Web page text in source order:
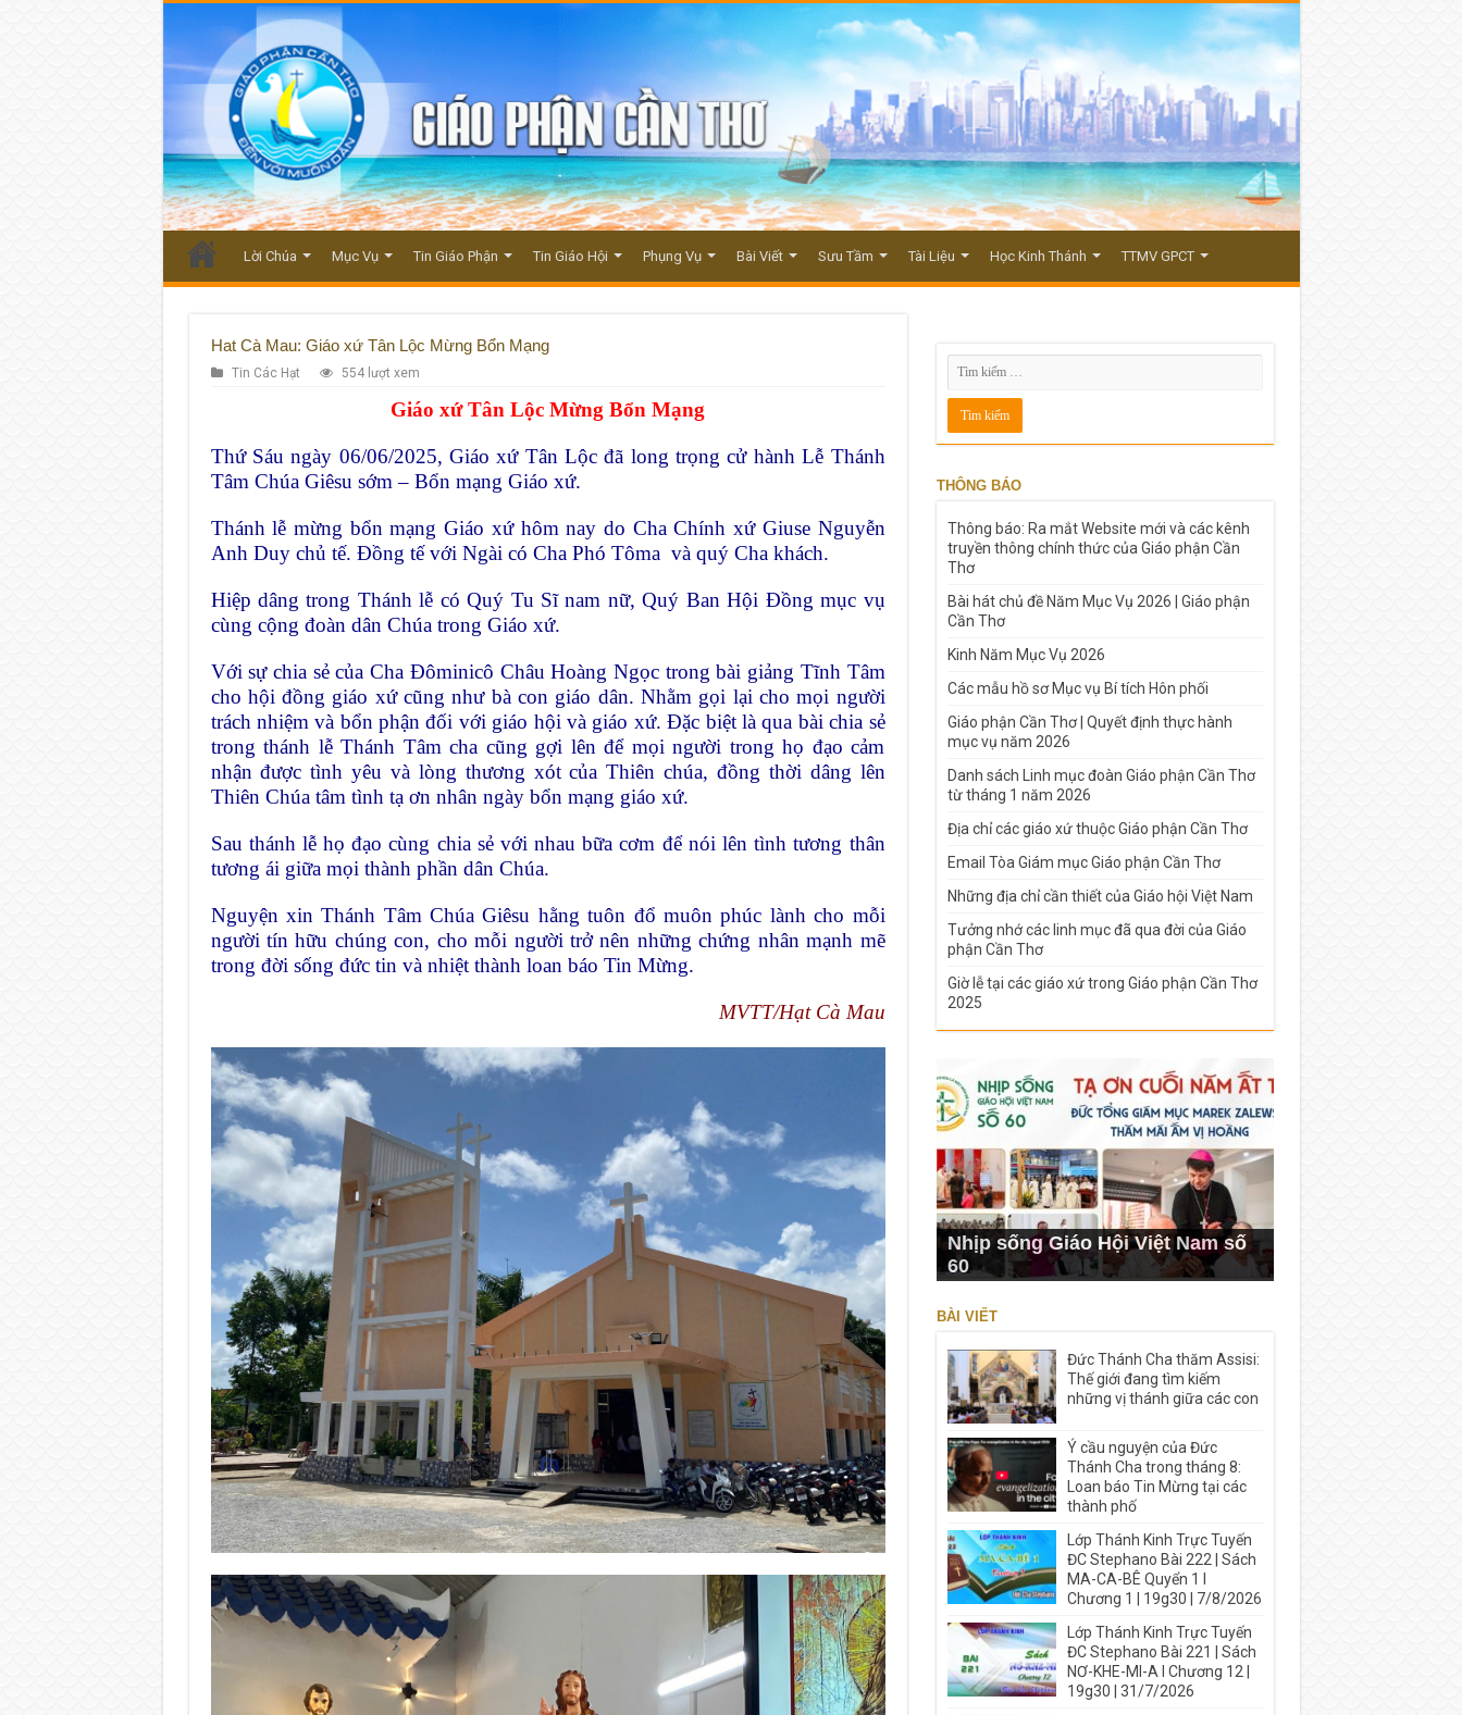
Lời Chúa Mục Vụ Tin Giáo Phận Tin Giáo Hội Phụng Vụ Bài Viết Sưu Tầm Tài Liệu Học Kinh Thánh TTMV GPCT
Hat Cà Mau: Giáo xứ Tân Lộc Mừng Bổn Mạng
Tin Các Hạt 554 lượt xem
Giáo xứ Tân Lộc Mừng Bổn Mạng
Thứ Sáu ngày 06/06/2025, Giáo xứ Tân Lộc đã long trọng cử hành Lễ Thánh
Tâm Chúa Giêsu sớm – Bổn mạng Giáo xứ.
Thánh lễ mừng bổn mạng Giáo xứ hôm nay do Cha Chính xứ Giuse Nguyễn
Anh Duy chủ tế. Đồng tế với Ngài có Cha Phó Tôma và quý Cha khách.
Hiệp dâng trong Thánh lễ có Quý Tu Sĩ nam nữ, Quý Ban Hội Đồng mục vụ
cùng cộng đoàn dân Chúa trong Giáo xứ.
Với sự chia sẻ của Cha Đôminicô Châu Hoàng Ngọc trong bài giảng Tĩnh Tâm
cho hội đồng giáo xứ cũng như bà con giáo dân. Nhằm gọi lại cho mọi người
trách nhiệm và bổn phận đối với giáo hội và giáo xứ. Đặc biệt là qua bài chia sẻ
trong thánh lễ Thánh Tâm cha cũng gợi lên để mọi người trong họ đạo cảm
nhận được tình yêu và lòng thương xót của Thiên chúa, đồng thời dâng lên
Thiên Chúa tâm tình tạ ơn nhân ngày bổn mạng giáo xứ.
Sau thánh lễ họ đạo cùng chia sẻ với nhau bữa cơm để nói lên tình tương thân
tương ái giữa mọi thành phần dân Chúa.
Nguyện xin Thánh Tâm Chúa Giêsu hằng tuôn đổ muôn phúc lành cho mỗi
người tín hữu chúng con, cho mỗi người trở nên những chứng nhân mạnh mẽ
trong đời sống đức tin và nhiệt thành loan báo Tin Mừng.
MVTT/Hạt Cà Mau
THÔNG BÁO
Thông báo: Ra mắt Website mới và các kênh
truyền thông chính thức của Giáo phận Cần
Thơ
Bài hát chủ đề Năm Mục Vụ 2026 | Giáo phận
Cần Thơ
Kinh Năm Mục Vụ 2026
Các mẫu hồ sơ Mục vụ Bí tích Hôn phối
Giáo phận Cần Thơ | Quyết định thực hành
mục vụ năm 2026
Danh sách Linh mục đoàn Giáo phận Cần Thơ
từ tháng 1 năm 2026
Địa chỉ các giáo xứ thuộc Giáo phận Cần Thơ
Email Tòa Giám mục Giáo phận Cần Thơ
Những địa chỉ cần thiết của Giáo hội Việt Nam
Tưởng nhớ các linh mục đã qua đời của Giáo
phận Cần Thơ
Giờ lễ tại các giáo xứ trong Giáo phận Cần Thơ
2025
Nhịp sống Giáo Hội Việt Nam số
60
BÀI VIẾT
Đức Thánh Cha thăm Assisi:
Thế giới đang tìm kiếm
những vị thánh giữa các con
Ý cầu nguyện của Đức
Thánh Cha trong tháng 8:
Loan báo Tin Mừng tại các
thành phố
Lớp Thánh Kinh Trực Tuyến
ĐC Stephano Bài 222 | Sách
MA-CA-BÊ Quyển 1 I
Chương 1 | 19g30 | 7/8/2026
Lớp Thánh Kinh Trực Tuyến
ĐC Stephano Bài 221 | Sách
NƠ-KHE-MI-A I Chương 12 |
19g30 | 31/7/2026